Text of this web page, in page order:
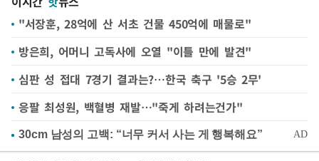
"서장훈, 28억에 산 서초 건물 450억에 매물로"
방은희, 어머니 고독사에 오열 "이틀 만에 발견"
심판 성 접대 7경기 결과는?…한국 축구 '5승 2무'
응팔 최성원, 백혈병 재발…"죽게 하려는건가"